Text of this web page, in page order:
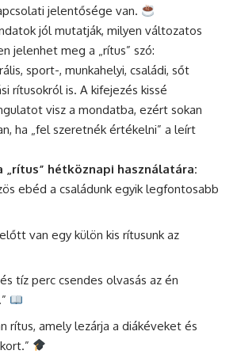
jelentősége van.
jól mutatják, milyen változatos
jelenhet meg a „rítus” szó:
sport-, munkahelyi, családi, sőt
rítusokról is. A kifejezés kissé
visz a mondatba, ezért sokan
ha „fel szeretnék értékelni” a leírt
„rítus” hétköznapi használatára:
ebéd a családunk egyik legfontosabb
van egy külön kis rítusunk az
tíz perc csendes olvasás az én
rítus, amely lezárja a diákéveket és